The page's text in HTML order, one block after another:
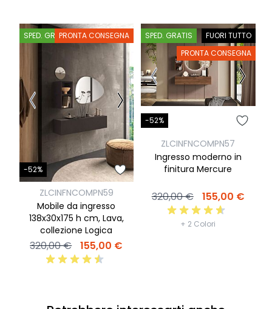
SPED. GRATISPRONTA CONSEGNA
-52%
ZLCINFNCOMPN59
Mobile da ingresso
138x30x175 h cm, Lava,
collezione Logica
320,00 € 155,00 €
SPED. GRATIS
FUORI TUTTO
PRONTA CONSEGNA
-52%
ZLCINFNCOMPN57
Ingresso moderno in
finitura Mercure
320,00 € 155,00 €
+ 2 Colori